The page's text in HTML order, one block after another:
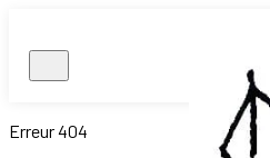
Erreur 404